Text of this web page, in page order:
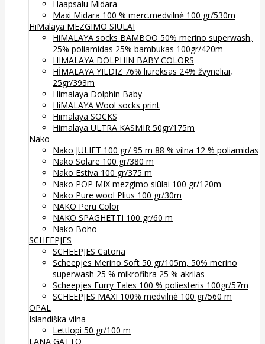
Haapsalu Midara
Maxi Midara 100 % merc.medvilnė 100 gr/530m
HiMalaya MEZGIMO SIŪLAI
HiMALAYA socks BAMBOO 50% merino superwash,
25% poliamidas 25% bambukas 100gr/420m
HIMALAYA DOLPHIN BABY COLORS
HİMALAYA YILDIZ 76% liureksas 24% žvyneliai,
25gr/393m
Himalaya Dolphin Baby
HiMALAYA Wool socks print
Himalaya SOCKS
Himalaya ULTRA KASMIR 50gr/175m
Nako
Nako JULIET 100 gr/ 95 m 88 % vilna 12 % poliamidas
Nako Solare 100 gr/380 m
Nako Estiva 100 gr/375 m
Nako POP MIX mezgimo siūlai 100 gr/120m
Nako Pure wool Plius 100 gr/30m
NAKO Peru Color
NAKO SPAGHETTI 100 gr/60 m
Nako Boho
SCHEEPJES
SCHEEPJES Catona
Scheepjes Merino Soft 50 gr/105m, 50% merino
superwash 25 % mikrofibra 25 % akrilas
Scheepjes Furry Tales 100 % poliesteris 100gr/57m
SCHEEPJES MAXI 100% medvilnė 100 gr/560 m
OPAL
Islandiška vilna
Lettlopi 50 gr/100 m
LANA GATTO